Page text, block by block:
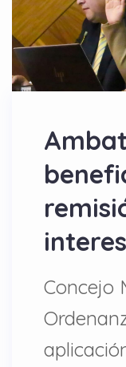
Concejo